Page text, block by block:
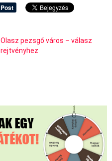
Olasz pezsgő város – válasz
rejtvényhez